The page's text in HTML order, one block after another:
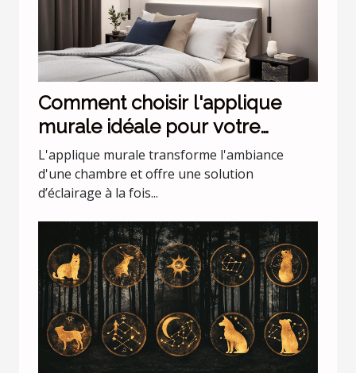
Comment choisir l'applique
murale idéale pour votre
chambre
L'applique murale transforme l'ambiance
d'une chambre et offre une solution
d’éclairage à la fois...